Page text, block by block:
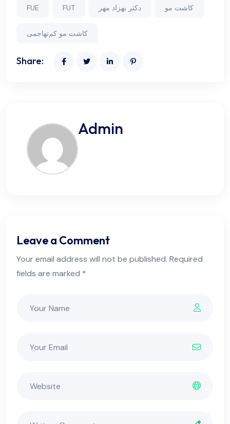
FUE FUT دکتر بهزاد مهر کاشت مو
کاشت مو کم‌تهاجمی
Share:
Admin
Leave a Comment
Your email address will not be published. Required
fields are marked *